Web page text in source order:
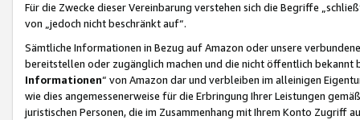
Für die Zwecke dieser Vereinbarung verstehen sich die Begriffe
von „jedoch nicht beschränkt auf“.
Sämtliche Informationen in Bezug auf Amazon oder unsere
bereitstellen oder zugänglich machen und die nicht öffentlich
Informationen“ von Amazon dar und verbleiben im alleinigen
wie dies angemessenerweise für die Erbringung Ihrer Leistungen
juristischen Personen, die im Zusammenhang mit Ihrem Konto